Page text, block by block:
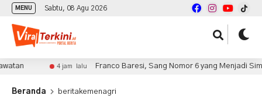
MENU Sabtu, 08 Agu 2026
4 jam lalu Franco Baresi, Sang Nomor 6 yang Menjadi
Beranda beritakemenagri